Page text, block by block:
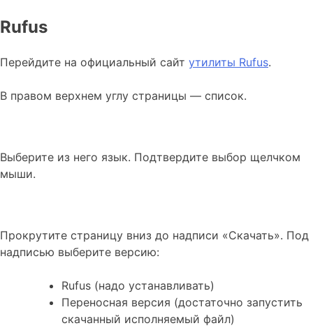
Rufus
Перейдите на официальный сайт утилиты Rufus.
В правом верхнем углу страницы — список.
Выберите из него язык. Подтвердите выбор щелчком
мыши.
Прокрутите страницу вниз до надписи «Скачать». Под
надписью выберите версию:
Rufus (надо устанавливать)
Переносная версия (достаточно запустить
скачанный исполняемый файл)